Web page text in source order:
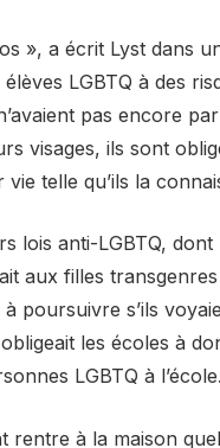
», a écrit Lyst dans
LGBTQ à des
pas encore
visages, ils sont
telle qu’ils la
lois anti-LGBTQ,
aux filles
poursuivre s’ils
les écoles à
LGBTQ à l’école.
à la maison